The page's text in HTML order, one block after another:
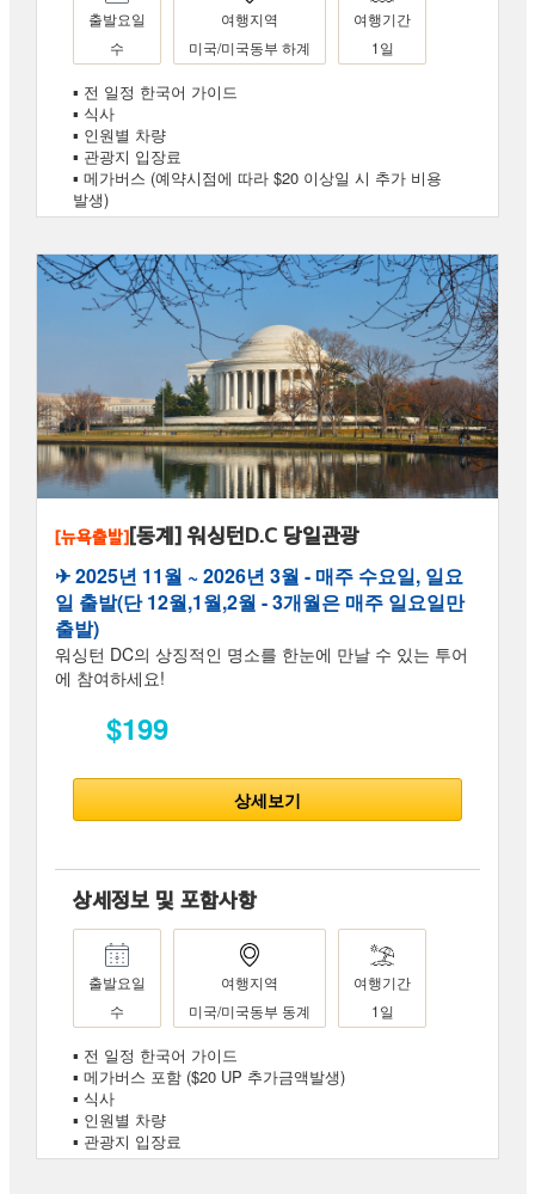
출발요일
수
여행지역
미국/미국동부 하계
여행기간
1일
▪ 전 일정 한국어 가이드
▪ 식사
▪ 인원별 차량
▪ 관광지 입장료
▪ 메가버스 (예약시점에 따라 $20 이상일 시 추가 비용
발생)
[뉴욕출발][동계] 워싱턴D.C 당일관광
✈︎ 2025년 11월 ~ 2026년 3월 - 매주 수요일, 일요
일 출발(단 12월,1월,2월 - 3개월은 매주 일요일만
출발)
워싱턴 DC의 상징적인 명소를 한눈에 만날 수 있는 투어
에 참여하세요!
$199
상세보기
상세정보 및 포함사항
출발요일
수
여행지역
미국/미국동부 동계
여행기간
1일
▪ 전 일정 한국어 가이드
▪ 메가버스 포함 ($20 UP 추가금액발생)
▪ 식사
▪ 인원별 차량
▪ 관광지 입장료